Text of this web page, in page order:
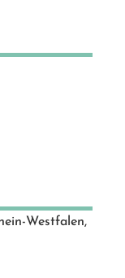
Westfalen,